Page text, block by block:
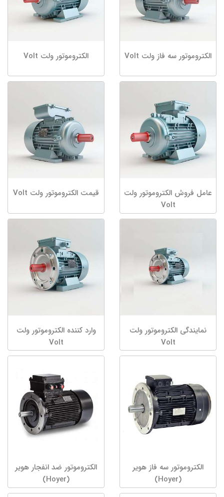
الکتروموتور سه فاز ولت Volt الکتروموتور ولت Volt
عامل فروش الکتروموتور ولت
Volt
قیمت الکتروموتور ولت Volt
نمایندگی الکتروموتور ولت
Volt
وارد کننده الکتروموتور ولت
Volt
الکتروموتور سه فاز هویر
(Hoyer)
الکتروموتور ضد انفجار هویر
(Hoyer)